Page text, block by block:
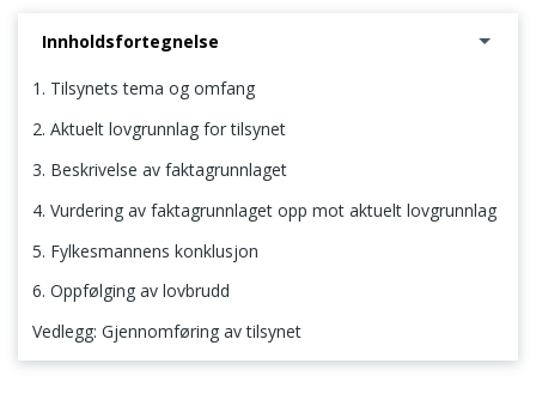
Innholdsfortegnelse
1. Tilsynets tema og omfang
2. Aktuelt lovgrunnlag for tilsynet
3. Beskrivelse av faktagrunnlaget
4. Vurdering av faktagrunnlaget opp mot aktuelt lovgrunnlag
5. Fylkesmannens konklusjon
6. Oppfølging av lovbrudd
Vedlegg: Gjennomføring av tilsynet